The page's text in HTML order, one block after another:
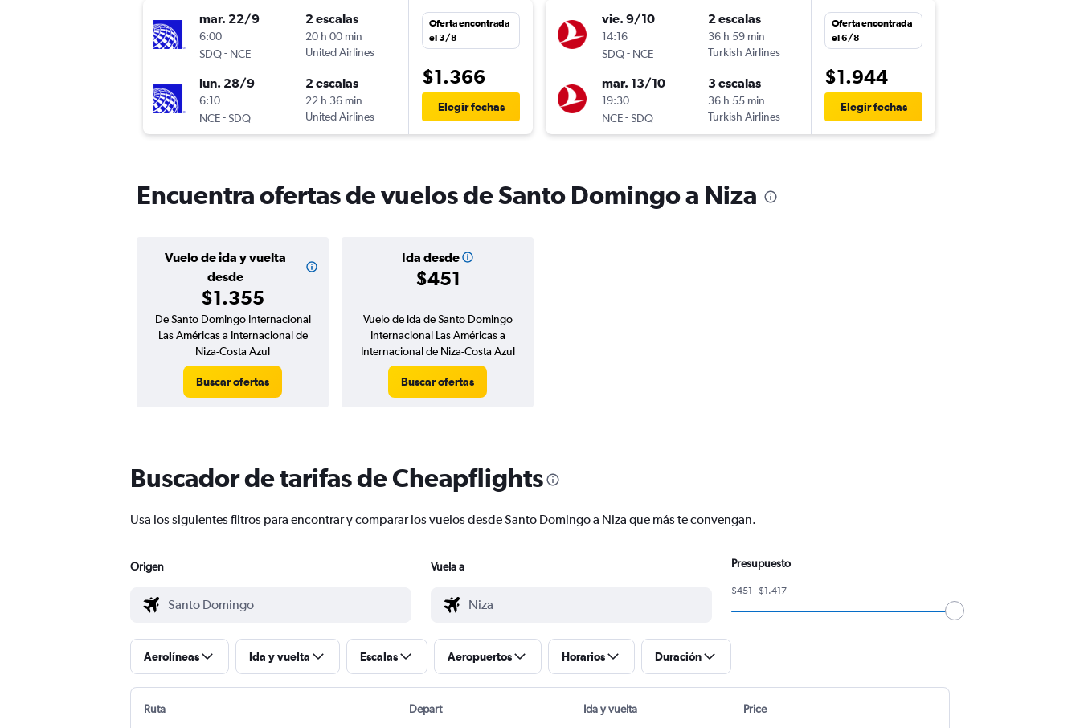
mar. 22/9
6:00
SDQ- NCE
2 escalas
20 h 00 min
United Airlines
lun. 28/9
6:10
NCE-SDQ
2 escalas
22 h 36 min
United Airlines
Oferta encontrada
el 3/8
$1.366
Elegir fechas
vie. 9/10
14:16
SDQ- NCE
2 escalas
36 h 59 min
Turkish Airlines
mar. 13/10
19:30
NCE-SDQ
3 escalas
36 h 55 min
Turkish Airlines
Oferta encontrada
el 6/8
$1.944
Elegir fechas
Encuentra ofertas de vuelos de Santo Domingo a Niza
Vuelo de ida y vuelta
desde
$1.355
Ida desde
$451
De Santo Domingo Internacional
Las Américas a Internacional de
Niza-Costa Azul
Buscar ofertas
Vuelo de ida de Santo Domingo
Internacional Las Américas a
Internacional de Niza-Costa Azul
Buscar ofertas
Buscador de tarifas de Cheapflights
Usa los siguientes filtros para encontrar y comparar los vuelos desde Santo Domingo a Niza que más te convengan.
Origen Vuela a Presupuesto
$451 - $1.417
Aerolíneas Ida y vuelta Escalas Aeropuertos Horarios Duración
Ruta Depart Ida y vuelta Price